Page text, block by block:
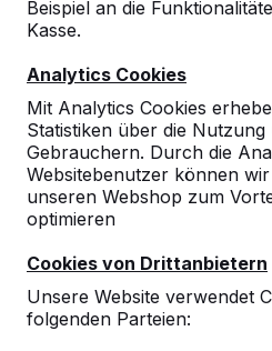
Beispiel an die
Kasse.
Analytics Cookies
Mit Analytics Cookies
Statistiken über die
Gebrauchern. Durch die
Websitebenutzer können
unseren Webshop zum
optimieren
Cookies von Drittanbietern
Unsere Website verwendet
folgenden Parteien:
10
10
Sportservice Berlin
10
Picknickelemente in sehr
und super Qualität.